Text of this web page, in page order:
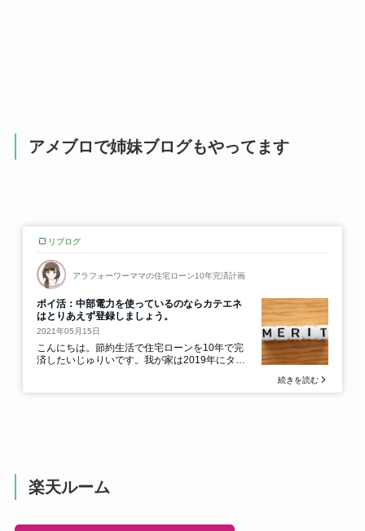
アメブロで姉妹ブログもやってます
楽天ルーム